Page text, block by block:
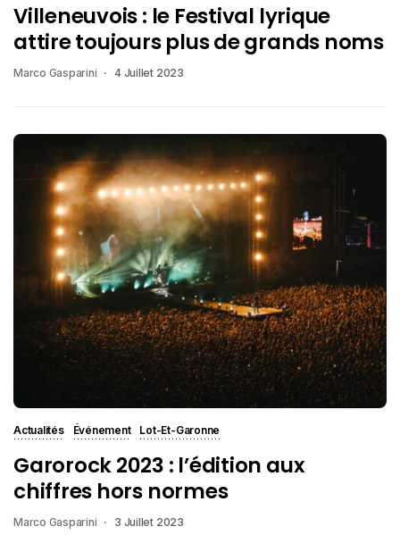
Villeneuvois : le Festival lyrique
attire toujours plus de grands noms
Marco Gasparini 4 Juillet 2023
Actualités Événement Lot-Et-Garonne
Garorock 2023 : l’édition aux
chiffres hors normes
Marco Gasparini 3 Juillet 2023